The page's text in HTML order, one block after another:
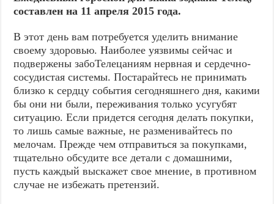
составлен на 11 апреля 2015 года.
В этот день вам потребуется уделить внимание
своему здоровью. Наиболее уязвимы сейчас и
подвержены забоТелецаниям нервная и сердечно-
сосудистая системы. Постарайтесь не принимать
близко к сердцу события сегодняшнего дня, какими
бы они ни были, переживания только усугубят
ситуацию. Если придется сегодня делать покупки,
то лишь самые важные, не разменивайтесь по
мелочам. Прежде чем отправиться за покупками,
тщательно обсудите все детали с домашними,
пусть каждый выскажет свое мнение, в противном
случае не избежать претензий.